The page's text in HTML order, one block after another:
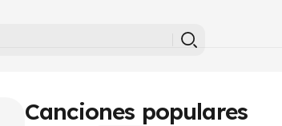
Canciones populares